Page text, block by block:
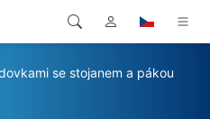
se stojanem a pákou